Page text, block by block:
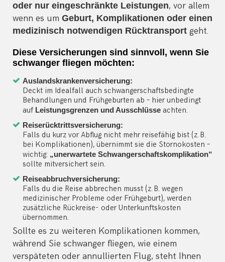
oder nur eingeschränkte Leistungen, vor allem
wenn es um Geburt, Komplikationen oder einen
medizinisch notwendigen Rücktransport geht.
Diese Versicherungen sind sinnvoll, wenn Sie
schwanger fliegen möchten:
Auslandskrankenversicherung:
Deckt im Idealfall auch schwangerschaftsbedingte
Behandlungen und Frühgeburten ab – hier unbedingt
auf Leistungsgrenzen und Ausschlüsse achten.
Reiserücktrittsversicherung:
Falls du kurz vor Abflug nicht mehr reisefähig bist (z. B.
bei Komplikationen), übernimmt sie die Stornokosten –
wichtig: „unerwartete Schwangerschaftskomplikation“
sollte mitversichert sein.
Reiseabbruchversicherung:
Falls du die Reise abbrechen musst (z. B. wegen
medizinischer Probleme oder Frühgeburt), werden
zusätzliche Rückreise- oder Unterkunftskosten
übernommen.
Sollte es zu weiteren Komplikationen kommen,
während Sie schwanger fliegen, wie einem
verspäteten oder annullierten Flug, steht Ihnen